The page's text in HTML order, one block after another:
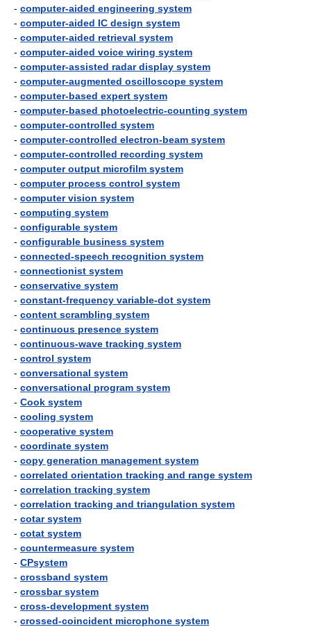
- computer-aided engineering system
- computer-aided IC design system
- computer-aided retrieval system
- computer-aided voice wiring system
- computer-assisted radar display system
- computer-augmented oscilloscope system
- computer-based expert system
- computer-based photoelectric-counting system
- computer-controlled system
- computer-controlled electron-beam system
- computer-controlled recording system
- computer output microfilm system
- computer process control system
- computer vision system
- computing system
- configurable system
- configurable business system
- connected-speech recognition system
- connectionist system
- conservative system
- constant-frequency variable-dot system
- content scrambling system
- continuous presence system
- continuous-wave tracking system
- control system
- conversational system
- conversational program system
- Cook system
- cooling system
- cooperative system
- coordinate system
- copy generation management system
- correlated orientation tracking and range system
- correlation tracking system
- correlation tracking and triangulation system
- cotar system
- cotat system
- countermeasure system
- CPsystem
- crossband system
- crossbar system
- cross-development system
- crossed-coincident microphone system